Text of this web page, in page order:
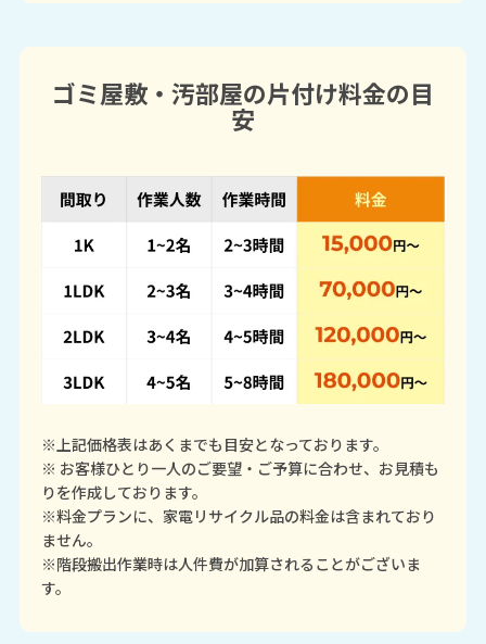
ゴミ屋敷・汚部屋の片付け料金の目
安
※上記価格表はあくまでも目安となっております。
※ お客様ひとり一人のご要望・ご予算に合わせ、お見積も
りを作成しております。
※料金プランに、家電リサイクル品の料金は含まれており
ません。
※階段搬出作業時は人件費が加算されることがございま
す。